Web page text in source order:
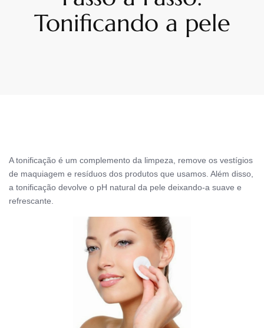
Tonificando a pele
A tonificação é um complemento da limpeza, remove os vestígios
de maquiagem e resíduos dos produtos que usamos. Além disso,
a tonificação devolve o pH natural da pele deixando-a suave e
refrescante.